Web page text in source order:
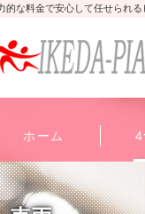
的な料金で安心して任せられ
ホーム 4